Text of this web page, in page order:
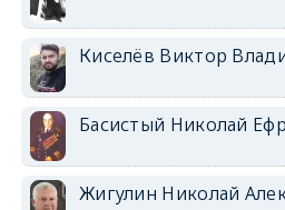
Киселёв Виктор
Басистый Николай
Жигулин Николай